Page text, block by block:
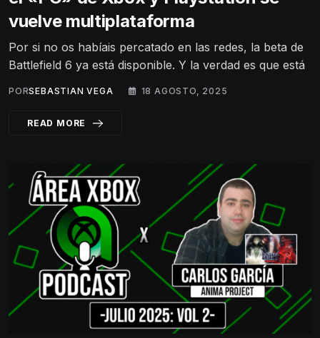
vuelve multiplataforma
Por si no os habíais percatado en las redes, la beta de
Battlefield 6 ya está disponible. Y la verdad es que está
PORSEBASTIAN VEGA 18 AGOSTO, 2025
READ MORE